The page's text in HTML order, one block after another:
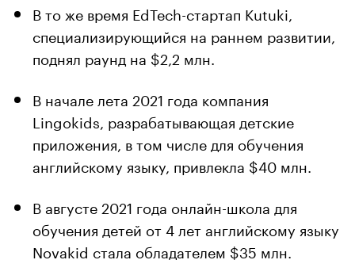
В то же время EdTech-стартап Kutuki,
специализирующийся на раннем развитии,
поднял раунд на $2,2 млн.
В начале лета 2021 года компания
Lingokids, разрабатывающая детские
приложения, в том числе для обучения
английскому языку, привлекла $40 млн.
В августе 2021 года онлайн-школа для
обучения детей от 4 лет английскому языку
Novakid стала обладателем $35 млн.